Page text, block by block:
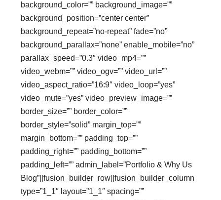
background_color=”” background_image=””
background_position=”center center”
background_repeat=”no-repeat” fade=”no”
background_parallax=”none” enable_mobile=”no”
parallax_speed=”0.3″ video_mp4=””
video_webm=”” video_ogv=”” video_url=””
video_aspect_ratio=”16:9″ video_loop=”yes”
video_mute=”yes” video_preview_image=””
border_size=”” border_color=””
border_style=”solid” margin_top=””
margin_bottom=”” padding_top=””
padding_right=”” padding_bottom=””
padding_left=”” admin_label=”Portfolio & Why Us
Blog”][fusion_builder_row][fusion_builder_column
type=”1_1″ layout=”1_1″ spacing=””